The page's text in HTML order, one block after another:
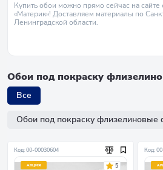
Купить обои можно прямо сейчас на сайте
«Материк»! Доставляем материалы по
Ленинградской области.
Обои под покраску
Все
Обои под покраску флизелиновые
Код: 00-00030604
АКЦИЯ 5
Код: